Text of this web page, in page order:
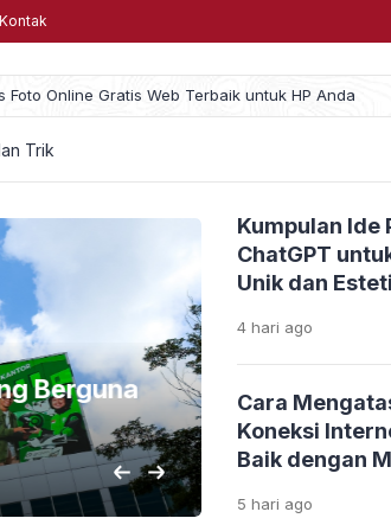
Kontak
Menghabiskan Uang untuk Game, Wajar atau
Trik
Berguna
Dimainkan
3 hari ago
Kumpulan Ide
ChatGPT
Unik dan
4 hari ago
Cara
Koneksi
Baik dengan
5 hari ago